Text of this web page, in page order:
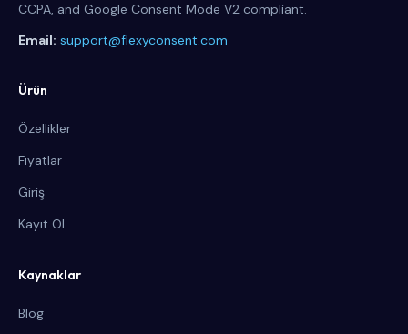
CCPA, and Google Consent Mode V2 compliant.
Email: support@flexyconsent.com
Ürün
Özellikler
Fiyatlar
Giriş
Kayıt Ol
Kaynaklar
Blog